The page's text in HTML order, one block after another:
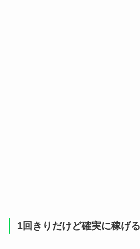
1回きりだけど確実に稼げ